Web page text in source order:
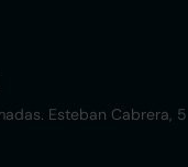
Esteban Cabrera, 5